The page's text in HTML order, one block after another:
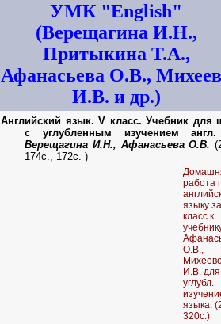
УМК "English"
(Верещагина И.Н.,
Притыкина Т.А.,
Афанасьева О.В.,
И.В. и др.)
Английский язык. V класс. Учебник для
с углубленным изучением
Верещагина И.Н., Афанасьева О.В.
174с., 172с. )
работа
языку
класс к
О.В.,
И.В.
углубл.
языка.
320с.)